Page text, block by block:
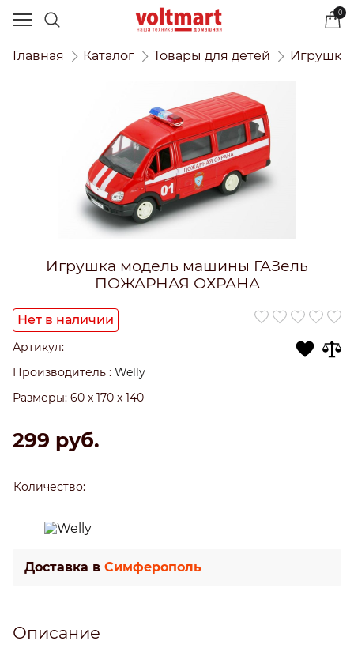
0
Главная Каталог Товары для детей Игрушки
Игрушка модель машины ГАЗель
ПОЖАРНАЯ ОХРАНА
Нет в наличии
Артикул:
Производитель : Welly
Размеры: 60 x 170 x 140
299 руб.
Количество:
Доставка в Симферополь
Описание